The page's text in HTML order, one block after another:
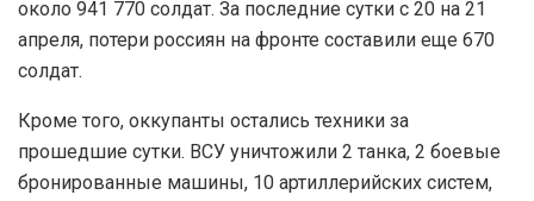
около 941 770 солдат. За последние сутки с 20 на 21
апреля, потери россиян на фронте составили еще 670
солдат.
Кроме того, оккупанты остались техники за
прошедшие сутки. ВСУ уничтожили 2 танка, 2 боевые
бронированные машины, 10 артиллерийских систем,